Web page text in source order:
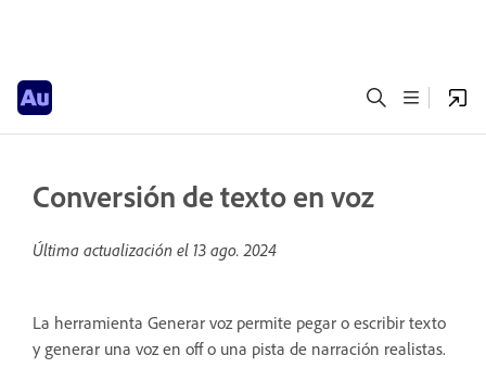
Conversión de texto en voz
Última actualización el 13 ago. 2024
La herramienta Generar voz permite pegar o escribir texto
y generar una voz en off o una pista de narración realistas.